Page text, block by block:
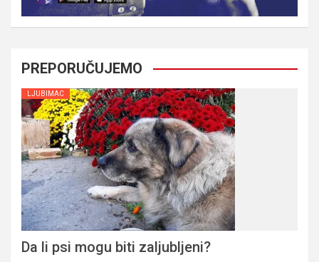
PREPORUČUJEMO
LJUBIMAC
Da li psi mogu biti zaljubljeni?